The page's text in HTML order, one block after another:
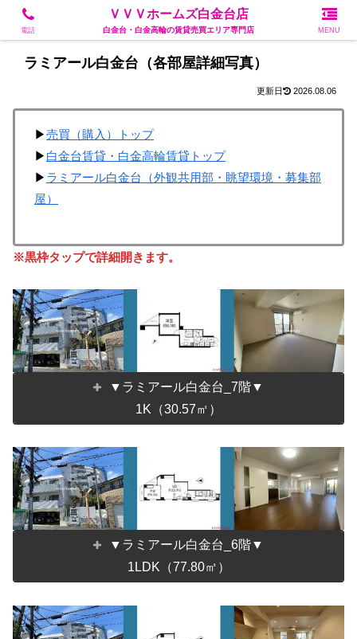
ラミアール白金台（各部屋詳細写真）
2026.08.06
▶売買（購入）トップ
▶ 白金台賃貸・白金高輪賃貸トップ
▶ ラミアール白金台（外観共用部・眺望環境・募集部
屋）
※黒枠タップで詳細開きます。
▼ラミアール白金台_7階▼
1K（30.57㎡）
▼ラミアール白金台_6階▼
1LDK（77.80㎡）
電話
ＶＶＶホームズ白金台店
白金台・白金高輪の賃貸売買エリア専門店 MENU